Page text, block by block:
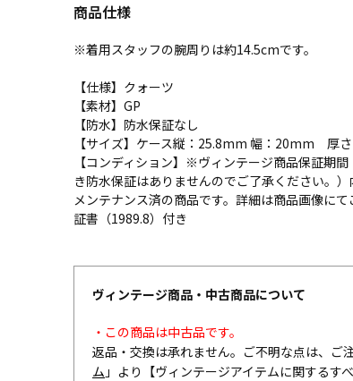
商品仕様
※着用スタッフの腕周りは約14.5cmです。
【仕様】クォーツ
【素材】GP
【防水】防水保証なし
【サイズ】ケース縦：25.8mm 幅：20mm 厚
【コンディション】※ヴィンテージ商品保証期
き防水保証はありませんのでご了承ください。
メンテナンス済の商品です。詳細は商品画像に
証書（1989.8）付き
ヴィンテージ商品・中古商品について
・この商品は中古品です。
返品・交換は承れません。ご不明な点は、ご
ム 」より【ヴィンテージアイテムに関するす